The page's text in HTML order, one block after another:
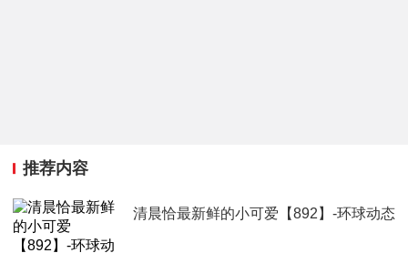
推荐内容
清晨恰最新鲜的小可爱【892】-环球动态